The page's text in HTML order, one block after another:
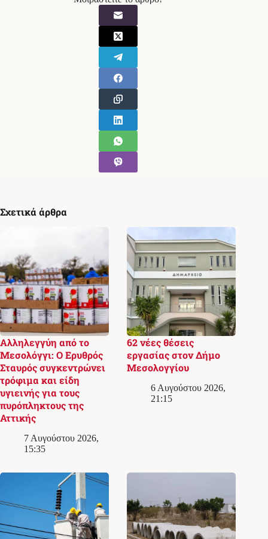
Σχετικά άρθρα
Αλληλεγγύη από το
Μεσολόγγι: Ο Ερυθρός
Σταυρός συγκεντρώνει
τρόφιμα και είδη
υγιεινής για τους
πυρόπληκτους της
Αττικής
7 Αυγούστου 2026,
15:35
62 νέες θέσεις
εργασίας στον Δήμο
Μεσολογγίου
6 Αυγούστου 2026,
21:15